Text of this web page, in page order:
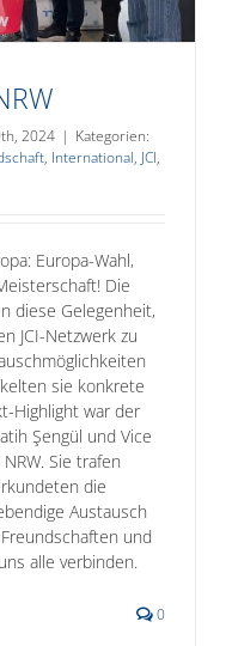
2024 | Kategorien:
, International, JCI,
Europa-Wahl,
Die
diese Gelegenheit,
JCI-Netzwerk zu
sie konkrete
Highlight war der
Şengül und Vice
Sie trafen
die
Austausch
und
alle verbinden.
0